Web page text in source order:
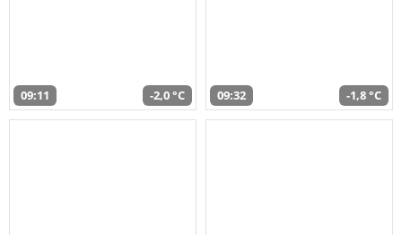
09:11 -2,0 °C 09:32 -1,8 °C